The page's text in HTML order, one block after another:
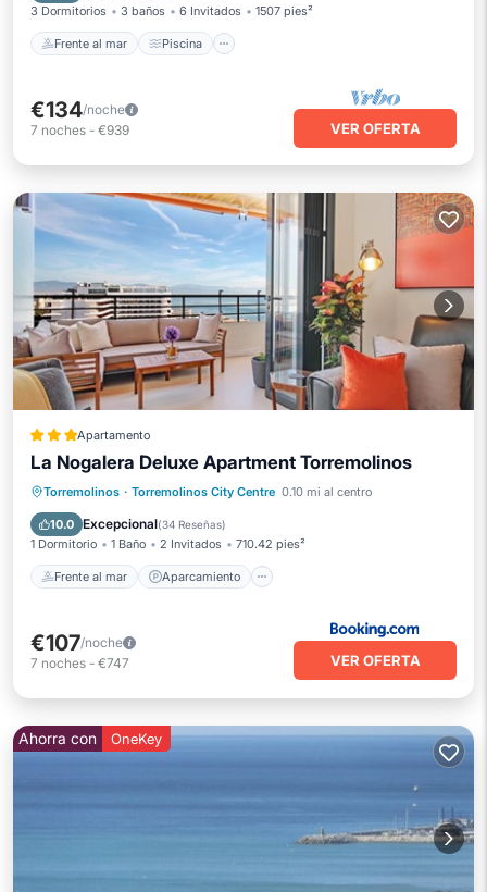
3 Dormitorios 3 baños 6 Invitados 1507 pies²
Frente al mar Piscina
€134/noche
7 noches - €939 VER OFERTA
Apartamento
La Nogalera Deluxe Apartment Torremolinos
Torremolinos · Torremolinos City Centre 0.10 mi al centro
10.0 Excepcional(34 Reseñas)
1 Dormitorio 1 Baño 2 Invitados 710.42 pies²
Frente al mar Aparcamiento
Frente al mar Aparcamiento
Piscina
Vista al mar
€107/noche
7 noches - €747 VER OFERTA
Ahorra con OneKey